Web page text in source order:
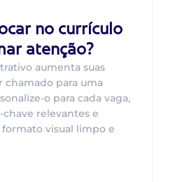
no currículo
atenção?
aumenta suas
chamado para uma
o para cada vaga,
chave relevantes e
visual limpo e